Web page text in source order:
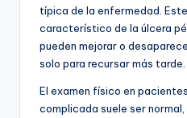
típica de la enfermedad.
característico de la úlcera
pueden mejorar o
solo para recursar más tarde.
El examen físico en
complicada suele ser